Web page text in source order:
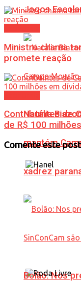
Jogos
Natália
mantém
xadrez
Bolão: Nos
Ministro chama
promete reação
Contribuintes de
de R$ 100
Comente este post